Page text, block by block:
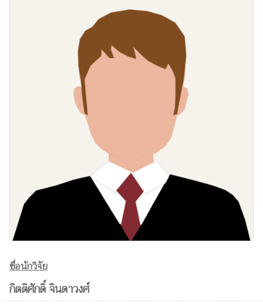
ชื่อนักวิจัย
กิตติศักดิ์ จินดาวงศ์